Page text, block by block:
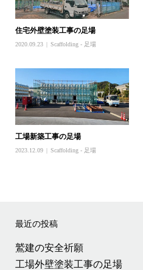
住宅外壁塗装工事の足場
2020.09.23 Scaffolding - 足場
工場新築工事の足場
2023.12.09 Scaffolding - 足場
最近の投稿
鷲建の安全祈願
工場外壁塗装工事の足場